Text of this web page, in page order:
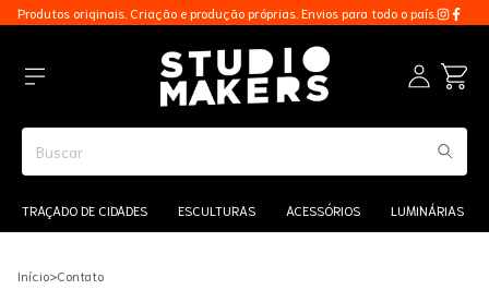
Produtos originais. Criação e produção próprias. Envios para todo o país.
TRAÇADO DE CIDADES ESCULTURAS ACESSÓRIOS LUMINÁRIAS
Início>Contato